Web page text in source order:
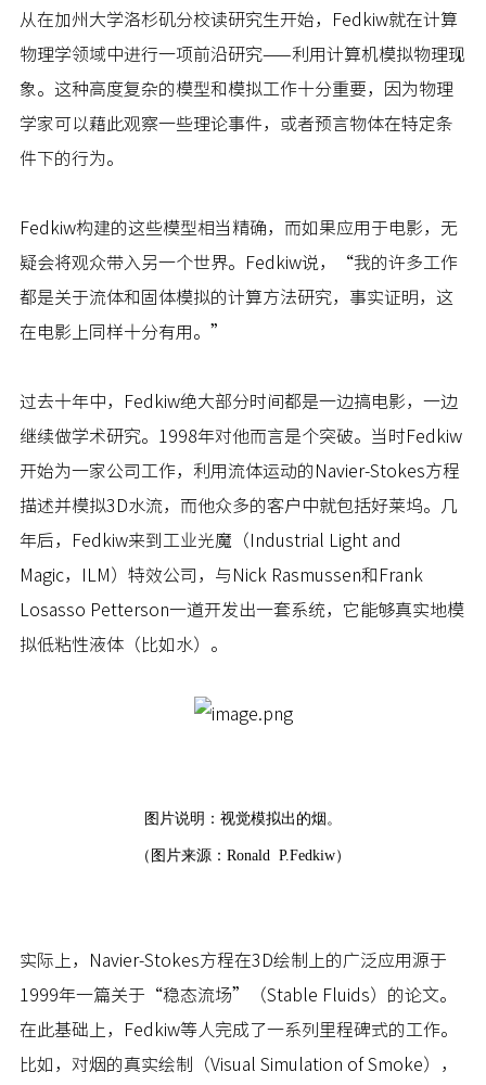
从在加州大学洛杉矶分校读研究生开始，Fedkiw就在计算
物理学领域中进行一项前沿研究——利用计算机模拟物理现
象。这种高度复杂的模型和模拟工作十分重要，因为物理
学家可以藉此观察一些理论事件，或者预言物体在特定条
件下的行为。
Fedkiw构建的这些模型相当精确，而如果应用于电影，无
疑会将观众带入另一个世界。Fedkiw说，“我的许多工作
都是关于流体和固体模拟的计算方法研究，事实证明，这
在电影上同样十分有用。”
过去十年中，Fedkiw绝大部分时间都是一边搞电影，一边
继续做学术研究。1998年对他而言是个突破。当时Fedkiw
开始为一家公司工作，利用流体运动的Navier-Stokes方程
描述并模拟3D水流，而他众多的客户中就包括好莱坞。几
年后，Fedkiw来到工业光魔（Industrial Light and
Magic，ILM）特效公司，与Nick Rasmussen和Frank
Losasso Petterson一道开发出一套系统，它能够真实地模
拟低粘性液体（比如水）。
图片说明：视觉模拟出的烟。
（图片来源：Ronald P.Fedkiw）
实际上，Navier-Stokes方程在3D绘制上的广泛应用源于
1999年一篇关于“稳态流场”（Stable Fluids）的论文。
在此基础上，Fedkiw等人完成了一系列里程碑式的工作。
比如，对烟的真实绘制（Visual Simulation of Smoke），